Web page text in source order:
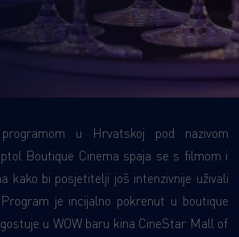
u Hrvatskoj pod nazivom
Boutique Cinema spaja se s filmom i
kako bi posjetitelji još intenzivnije uživali
je incijalno pokrenut u boutique
u WOW baru kina CineStar Mall of